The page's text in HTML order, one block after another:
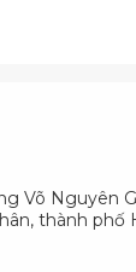
Võ Nguyên
thành phố